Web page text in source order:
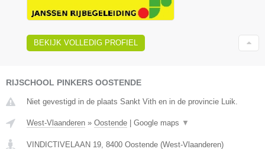
BEKIJK VOLLEDIG PROFIEL
RIJSCHOOL PINKERS OOSTENDE
Niet gevestigd in de plaats Sankt Vith en in de provincie Luik.
West-Vlaanderen » Oostende Google maps ▼
VINDICTIVELAAN 19, 8400 Oostende (West-Vlaanderen)